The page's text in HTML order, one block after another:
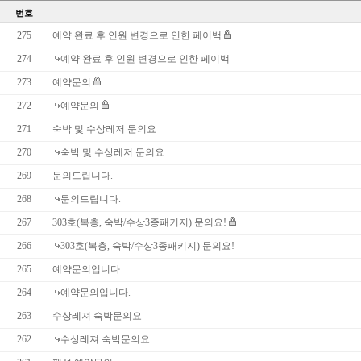
번호
275 예약 완료 후 인원 변경으로 인한 페이백
274 예약 완료 후 인원 변경으로 인한 페이백
273 예약문의
272 예약문의
271 숙박 및 수상레저 문의요
270 숙박 및 수상레저 문의요
269 문의드립니다.
268 문의드립니다.
267 303호(복층, 숙박/수상3종패키지) 문의요!
266 303호(복층, 숙박/수상3종패키지) 문의요!
265 예약문의입니다.
264 예약문의입니다.
263 수상레져 숙박문의요
262 수상레져 숙박문의요